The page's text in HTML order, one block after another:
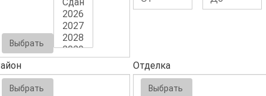
Выбрать
Выбрать
Отделка
Выбрать